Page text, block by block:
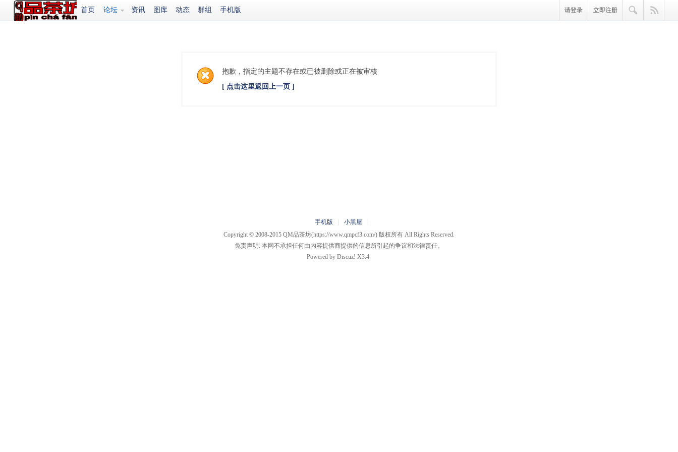
首页 论坛 资讯 图库 动态 群组 手机版 请登录 立即注册
抱歉，指定的主题不存在或已被删除或正在被审核
[ 点击这里返回上一页 ]
手机版 小黑屋
Copyright © 2008-2015 QM品茶坊(https://www.qmpcf3.com/) 版权所有 All Rights Reserved.
免责声明: 本网不承担任何由内容提供商提供的信息所引起的争议和法律责任。
Powered byDiscuz! X3.4